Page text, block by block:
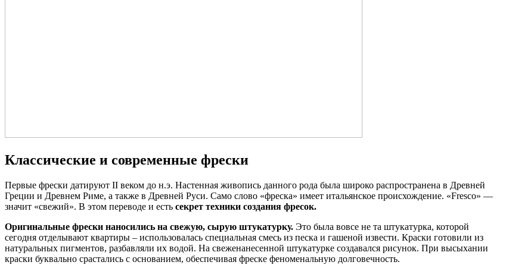
Классические и современные фрески
Первые фрески датируют II веком до н.э. Настенная живопись данного рода была широко распространена в Древней
Греции и Древнем Риме, а также в Древней Руси. Само слово «фреска» имеет итальянское происхождение. «Fresco» —
значит «свежий». В этом переводе и есть секрет техники создания фресок.
Оригинальные фрески наносились на свежую, сырую штукатурку. Это была вовсе не та штукатурка, которой
сегодня отделывают квартиры – использовалась специальная смесь из песка и гашеной извести. Краски готовили из
натуральных пигментов, разбавляли их водой. На свеженанесенной штукатурке создавался рисунок. При высыхании
краски буквально срастались с основанием, обеспечивая фреске феноменальную долговечность.